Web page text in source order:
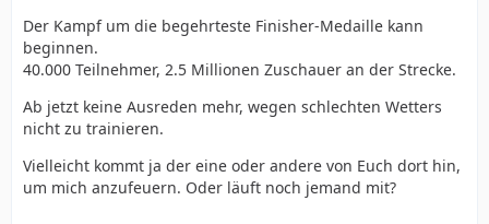
Der Kampf um die begehrteste Finisher-Medaille kann
beginnen.
40.000 Teilnehmer, 2.5 Millionen Zuschauer an der Strecke.
Ab jetzt keine Ausreden mehr, wegen schlechten Wetters
nicht zu trainieren.
Vielleicht kommt ja der eine oder andere von Euch dort hin,
um mich anzufeuern. Oder läuft noch jemand mit?